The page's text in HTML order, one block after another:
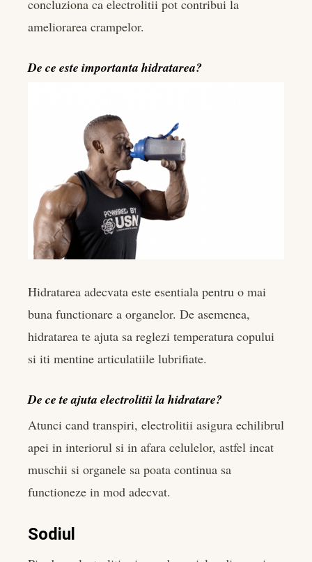
concluziona ca electrolitii pot contribui la
ameliorarea crampelor.
De ce este importanta hidratarea?
Hidratarea adecvata este esentiala pentru o mai
buna functionare a organelor. De asemenea,
hidratarea te ajuta sa reglezi temperatura copului
si iti mentine articulatiile lubrifiate.
De ce te ajuta electrolitii la hidratare?
Atunci cand transpiri, electrolitii asigura echilibrul
apei in interiorul si in afara celulelor, astfel incat
muschii si organele sa poata continua sa
functioneze in mod adecvat.
Sodiul